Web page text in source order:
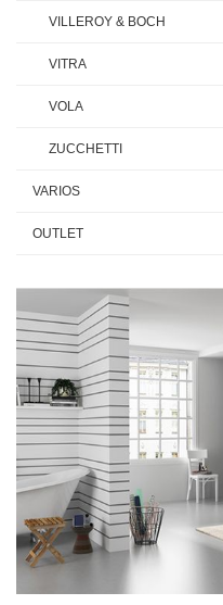
VILLEROY & BOCH
VITRA
VOLA
ZUCCHETTI
VARIOS
OUTLET